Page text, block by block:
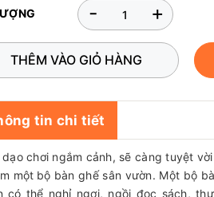
+
-
THÊM VÀO GIỎ HÀNG
tin chi tiết
dạo chơi ngắm cảnh, sẽ càng tuyệt
một bộ bàn ghế sân vườn. Một bộ
có thể nghỉ ngơi, ngồi đọc sách,